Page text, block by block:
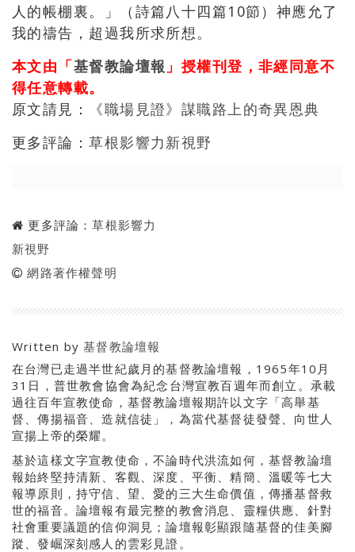
人的帳棚裏。」（詩篇八十四篇10節）神應允了
我的禱告，超過我所求所想。
本文由「基督教論壇報 」授權刊登，非經同意不
得任意轉載。
原文請見：
《職場見證》謀職路上的奇異恩典
更多評論：草根影響力新視野
更多評論：草根影響力
新視野
網路著作權聲明
Written by基督教論壇報
在台灣已走過半世紀歲月的基督教論壇報，1965年10月
31日，普世教會協會為紀念台灣宣教百週年而創立。承載
過往百年宣教使命，基督教論壇報期許以文字「高舉基
督、傳揚福音、造就信徒」，為當代基督徒發聲、向世人
宣揚上帝的榮耀。
基於這樣文字宣教使命，不論時代洪流如何，基督教論壇
報始終堅持清新、客觀、深度、平衡、精簡、溫暖等七大
報導原則，持守信、望、愛的三大生命價值，傳播基督救
世的福音。論壇報有最完整的教會消息、靈糧供應、針對
社會重要議題的信仰洞見；論壇報彰顯跟隨基督的佳美腳
蹤、發崛深刻感人的雲彩見證。